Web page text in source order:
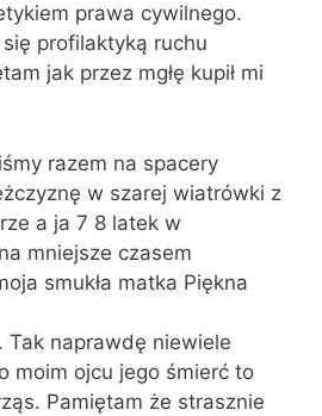
prawa cywilnego.
się profilaktyką ruchu
jak przez mgłę kupił mi
razem na spacery
w szarej wiatrówki z
a ja 7 8 latek w
mniejsze czasem
smukła matka Piękna
Tak naprawdę niewiele
moim ojcu jego śmierć to
Pamiętam że strasznie